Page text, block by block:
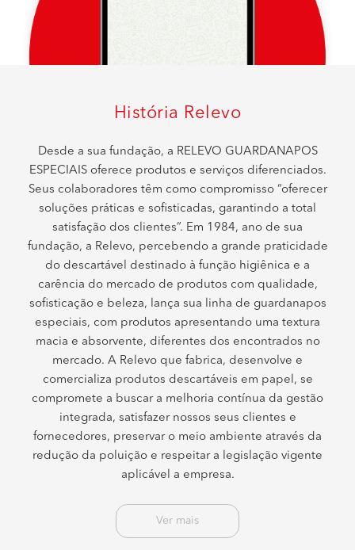
História Relevo
Desde a sua fundação, a RELEVO GUARDANAPOS
ESPECIAIS oferece produtos e serviços diferenciados.
Seus colaboradores têm como compromisso “oferecer
soluções práticas e sofisticadas, garantindo a total
satisfação dos clientes”. Em 1984, ano de sua
fundação, a Relevo, percebendo a grande praticidade
do descartável destinado à função higiênica e a
carência do mercado de produtos com qualidade,
sofisticação e beleza, lança sua linha de guardanapos
especiais, com produtos apresentando uma textura
macia e absorvente, diferentes dos encontrados no
mercado. A Relevo que fabrica, desenvolve e
comercializa produtos descartáveis em papel, se
compromete a buscar a melhoria contínua da gestão
integrada, satisfazer nossos seus clientes e
fornecedores, preservar o meio ambiente através da
redução da poluição e respeitar a legislação vigente
aplicável a empresa.
Ver mais